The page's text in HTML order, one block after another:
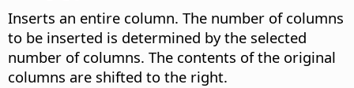
Inserts an entire column. The number of columns
to be inserted is determined by the selected
number of columns. The contents of the original
columns are shifted to the right.